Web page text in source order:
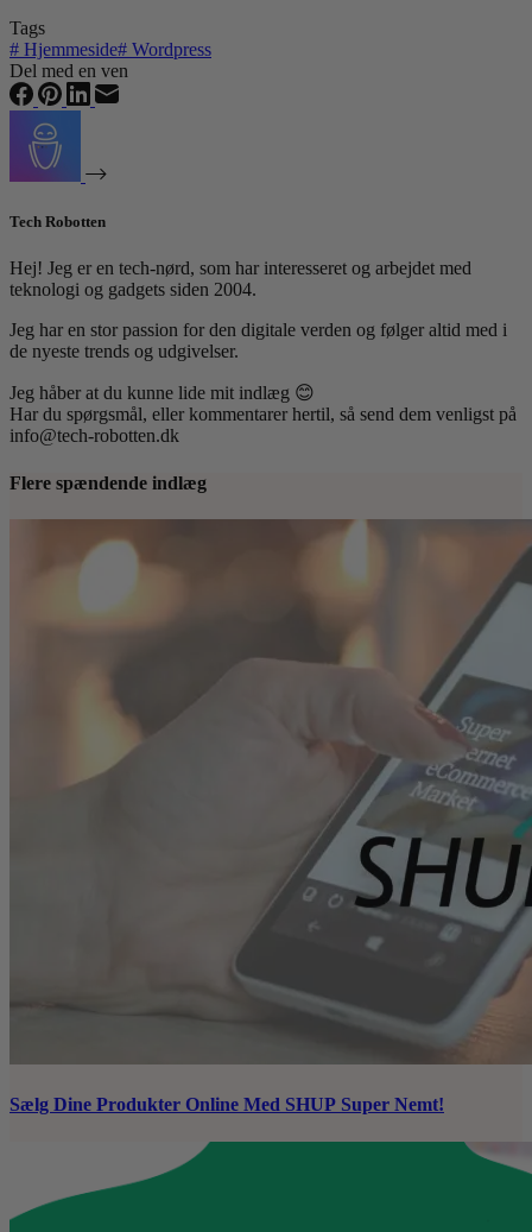
Tags
# Hjemmeside# Wordpress
Del med en ven
Tech Robotten
Hej! Jeg er en tech-nørd, som har interesseret og arbejdet med
teknologi og gadgets siden 2004.
Jeg har en stor passion for den digitale verden og følger altid med i
de nyeste trends og udgivelser.
Jeg håber at du kunne lide mit indlæg 😊
Har du spørgsmål, eller kommentarer hertil, så send dem venligst på
info@tech-robotten.dk
Flere spændende indlæg
Sælg Dine Produkter Online Med SHUP Super Nemt!